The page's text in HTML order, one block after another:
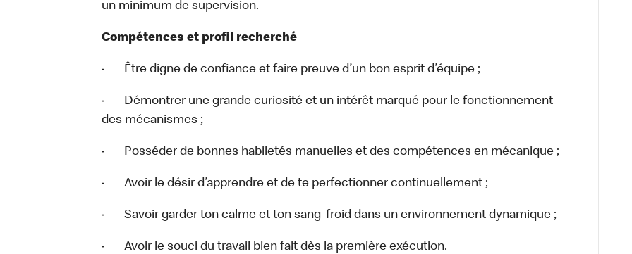
un minimum de supervision.
Compétences et profil recherché
· Être digne de confiance et faire preuve d’un bon esprit d’équipe ;
· Démontrer une grande curiosité et un intérêt marqué pour le fonctionnement
des mécanismes ;
· Posséder de bonnes habiletés manuelles et des compétences en mécanique ;
· Avoir le désir d’apprendre et de te perfectionner continuellement ;
· Savoir garder ton calme et ton sang-froid dans un environnement dynamique ;
· Avoir le souci du travail bien fait dès la première exécution.